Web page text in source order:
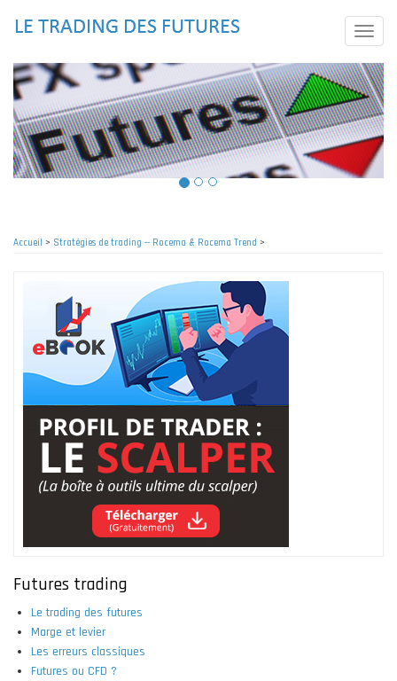
principal
Toggle
Accueil > Stratégies de trading -- Rocema & Rocema Trend >
Futures trading
Le trading des futures
Marge et levier
Les erreurs classiques
Futures ou CFD ?